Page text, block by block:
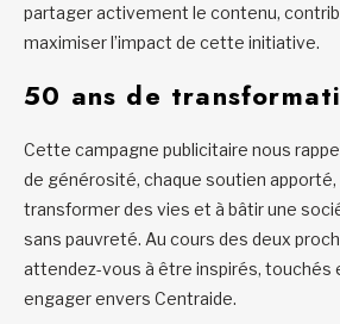
partager activement le contenu,
maximiser l’impact de cette initiative.
50 ans de
Cette campagne publicitaire nous
de générosité, chaque soutien apporté,
transformer des vies et à bâtir une
sans pauvreté. Au cours des deux
attendez-vous à être inspirés, touchés
engager envers Centraide.